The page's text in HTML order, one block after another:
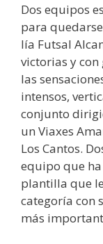
Dos equipos
para
lía Futsal
victorias y con
las
intensos,
conjunto
un Viaxes
Los Cantos.
equipo que
plantilla que
categoría con
más